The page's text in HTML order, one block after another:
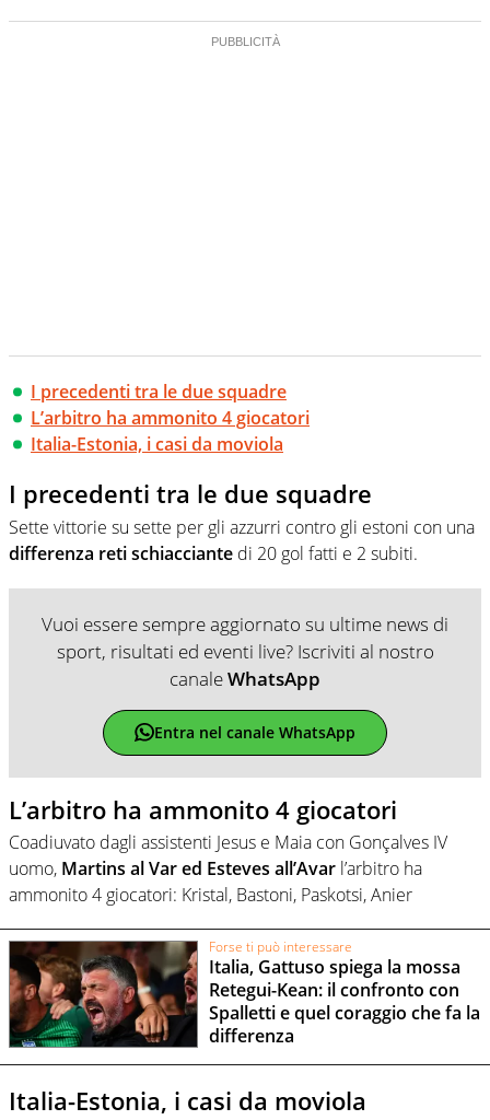
I precedenti tra le due squadre
L’arbitro ha ammonito 4 giocatori
Italia-Estonia, i casi da moviola
I precedenti tra le due squadre
Sette vittorie su sette per gli azzurri contro gli estoni con una
differenza reti schiacciante di 20 gol fatti e 2 subiti.
Vuoi essere sempre aggiornato su ultime news di
sport, risultati ed eventi live? Iscriviti al nostro
canaleWhatsApp
Entra nel canale WhatsApp
L’arbitro ha ammonito 4 giocatori
Coadiuvato dagli assistenti Jesus e Maia con Gonçalves IV
uomo, Martins al Var ed Esteves all’Avar l’arbitro ha
ammonito 4 giocatori: Kristal, Bastoni, Paskotsi, Anier
Forse ti può interessare
Italia, Gattuso spiega la mossa
Retegui-Kean: il confronto con
Spalletti e quel coraggio che fa la
differenza
Italia-Estonia, i casi da moviola